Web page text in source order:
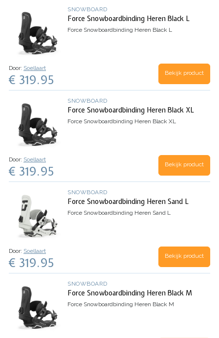
SNOWBOARD
Force Snowboardbinding Heren Black L
Force Snowboardbinding Heren Black L
Door: Soellaart
€ 319.95 Bekijk product
SNOWBOARD
Force Snowboardbinding Heren Black XL
Force Snowboardbinding Heren Black XL
Door: Soellaart
€ 319.95 Bekijk product
SNOWBOARD
Force Snowboardbinding Heren Sand L
Force Snowboardbinding Heren Sand L
Door: Soellaart
€ 319.95 Bekijk product
SNOWBOARD
Force Snowboardbinding Heren Black M
Force Snowboardbinding Heren Black M